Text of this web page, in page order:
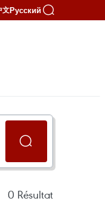
文Русский
0 Résultat